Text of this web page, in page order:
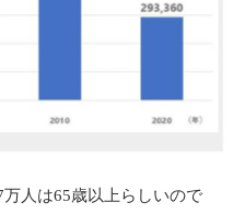
人は65歳以上らしいので